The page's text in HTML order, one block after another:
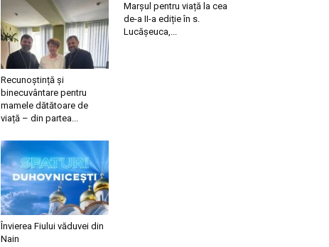
Recunoștință și
binecuvântare pentru
mamele dătătoare de
viață – din partea...
Marșul pentru viață la cea
de-a II-a ediție în s.
Lucășeuca,...
Învierea Fiului văduvei din
Nain